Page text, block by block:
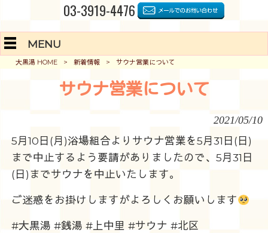
03-3919-4476
MENU
大黒湯 HOME > 新着情報 > サウナ営業について
サウナ営業について
2021/05/10
5月10日(月)浴場組合よりサウナ営業を5月31日(日)
まで中止するよう要請がありましたので、5月31日
(日)までサウナを中止いたします。
ご迷惑をお掛けしますがよろしくお願いします
#大黒湯 #銭湯 #上中里 #サウナ #北区